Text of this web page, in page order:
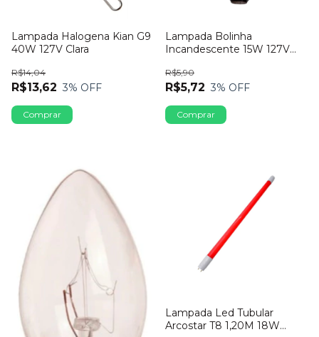
Lampada Halogena Kian G9
40W 127V Clara
R$13,62
R$14,04
3% OFF
Lampada Bolinha
Incandescente 15W 127V
R$5,72
R$5,90
3% OFF
Lampada Led Tubular
Arcostar T8 1,20M 18W